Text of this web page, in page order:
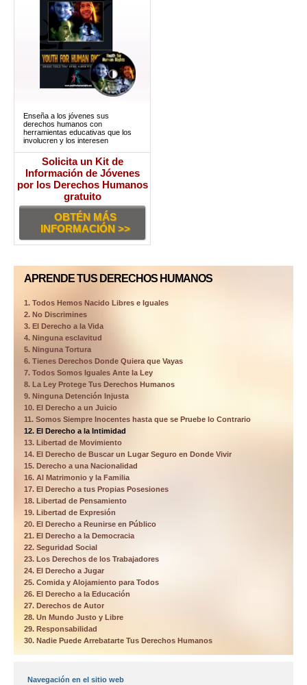
Enseña a los jóvenes sus
derechos humanos con
herramientas educativas que los
involucren y los interesen
Solicita un Kit de
Información de Jóvenes
por los Derechos Humanos
gratuito
OBTÉN MÁS
INFORMACIÓN >>
APRENDE TUS DERECHOS HUMANOS
1. Todos Hemos Nacido Libres e Iguales
2. No Discrimines
3. El Derecho a la Vida
4. Ninguna esclavitud
5. Ninguna Tortura
6. Tienes Derechos Donde Quiera que Vayas
7. Todos Somos Iguales Ante la Ley
8. La Ley Protege Tus Derechos Humanos
9. Ninguna Detención Injusta
10. El Derecho a un Juicio
11. Somos Siempre Inocentes hasta que se Pruebe lo Contrario
12. El Derecho a la Intimidad
13. Libertad de Movimiento
14. El Derecho de Buscar un Lugar Seguro en Donde Vivir
15. Derecho a una Nacionalidad
16. Al Matrimonio y la Familia
17. El Derecho a tus Propias Posesiones
18. Libertad de Pensamiento
19. Libertad de Expresión
20. El Derecho a Reunirse en Público
21. El Derecho a la Democracia
22. Seguridad Social
23. Los Derechos de los Trabajadores
24. El Derecho a Jugar
25. Comida y Alojamiento para Todos
26. El Derecho a la Educación
27. Derechos de Autor
28. Un Mundo Justo y Libre
29. Responsabilidad
30. Nadie Puede Arrebatarte Tus Derechos Humanos
Navegación en el sitio web